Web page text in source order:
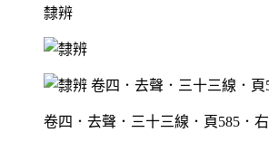
隸辨
卷四．去聲．三十三線．頁585．右